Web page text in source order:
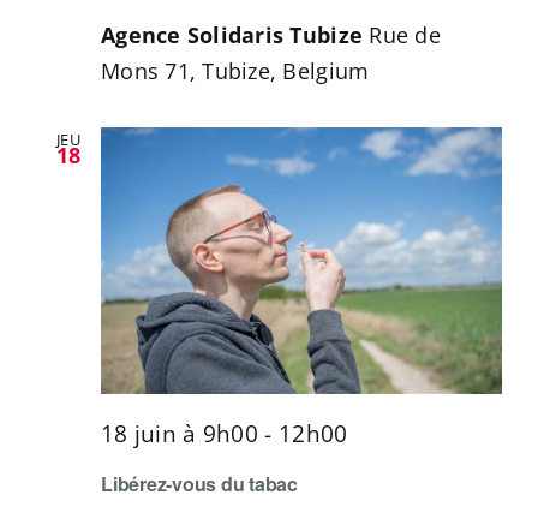
Agence Solidaris Tubize Rue de
Mons 71, Tubize, Belgium
JEU
18
Libérez-vous du tabac
18 juin à 9h00 - 12h00